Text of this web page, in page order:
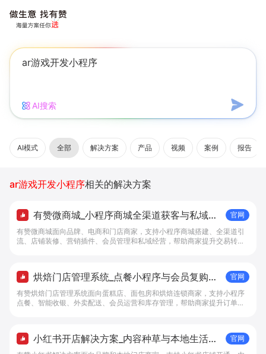
AI搜索
AI模式 全部 解决方案 产品 视频 案例 报告
ar游戏开发小程序相关的解决方案
有赞微商城_小程序商城全渠道获客与私域复
购工具 - 做生意, 找有赞
官网
有赞微商城面向品牌、电商和门店商家，支持小程序商城搭建、全渠道引
流、店铺装修、营销插件、会员管理和私域经营，帮助商家提升交易转化
烘焙门店管理系统_点餐小程序与会员复购工
具 - 做生意, 找有赞
官网
有赞烘焙门店管理系统面向蛋糕店、面包房和烘焙连锁商家，支持小程序
点餐、智能收银、外卖配送、会员运营和库存管理，帮助商家提升订单转
小红书开店解决方案_内容种草与本地生活转
官网